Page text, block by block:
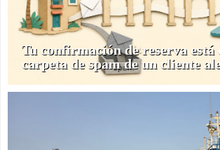
Tu confirmación de reserva está
carpeta de spam de un cliente